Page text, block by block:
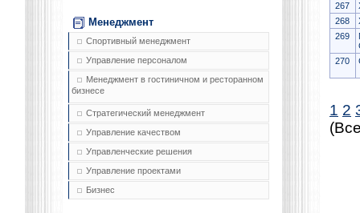
Менеджмент
Спортивный менеджмент
Управление персоналом
Менеджмент в гостиничном и ресторанном
бизнесе
Стратегический менеджмент
Управление качеством
Управленческие решения
Управление проектами
Бизнес
267
268
269
270
1 2